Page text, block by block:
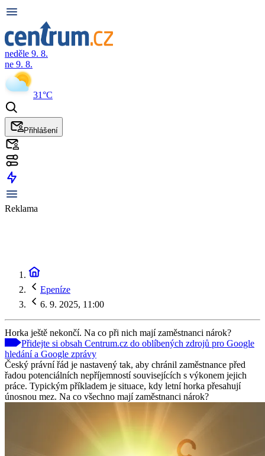
neděle 9. 8.
ne 9. 8.
31°C
Přihlášení
Reklama
Epeníze
6. 9. 2025, 11:00
Horka ještě nekončí. Na co při nich mají zaměstnanci nárok?
Přidejte si obsah Centrum.cz do oblíbených zdrojů pro Google
hledání a Google zprávy
Český právní řád je nastavený tak, aby chránil zaměstnance před
řadou potenciálních nepříjemností souvisejících s výkonem jejich
práce. Typickým příkladem je situace, kdy letní horka přesahují
únosnou mez. Na co všechno mají zaměstnanci nárok?